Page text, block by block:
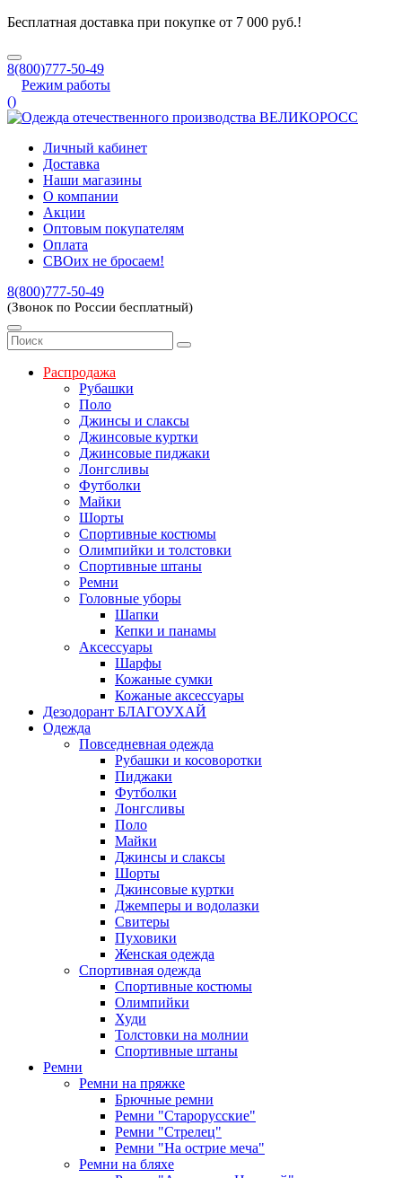
Бесплатная доставка при покупке от 7 000 руб.!
8(800)777-50-49
Режим работы
()
Личный кабинет
Доставка
Наши магазины
О компании
Акции
Оптовым покупателям
Оплата
СВОих не бросаем!
8(800)777-50-49
(Звонок по России бесплатный)
Распродажа
Рубашки
Поло
Джинсы и слаксы
Джинсовые куртки
Джинсовые пиджаки
Лонгсливы
Футболки
Майки
Шорты
Спортивные костюмы
Олимпийки и толстовки
Спортивные штаны
Ремни
Головные уборы
Шапки
Кепки и панамы
Аксессуары
Шарфы
Кожаные сумки
Кожаные аксессуары
Дезодорант БЛАГОУХАЙ
Одежда
Повседневная одежда
Рубашки и косоворотки
Пиджаки
Футболки
Лонгсливы
Поло
Майки
Джинсы и слаксы
Шорты
Джинсовые куртки
Джемперы и водолазки
Свитеры
Пуховики
Женская одежда
Спортивная одежда
Спортивные костюмы
Олимпийки
Худи
Толстовки на молнии
Спортивные штаны
Ремни
Ремни на пряжке
Брючные ремни
Ремни "Старорусские"
Ремни "Стрелец"
Ремни "На острие меча"
Ремни на бляхе